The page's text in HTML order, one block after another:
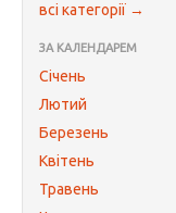
всі категорії →
ЗА КАЛЕНДАРЕМ
Січень
Лютий
Березень
Квітень
Травень